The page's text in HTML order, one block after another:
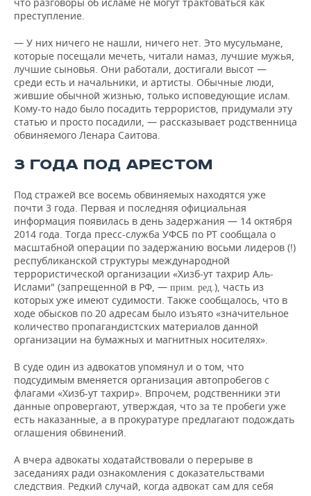
преступление.
— У них ничего не нашли, ничего нет. Это мусульмане,
которые посещали мечеть, читали намаз, лучшие мужья,
лучшие сыновья. Они работали, достигали высот —
среди есть и начальники, и артисты. Обычные люди,
жившие обычной жизнью, только исповедующие ислам.
Кому-то надо было посадить террористов, придумали эту
статью и просто посадили, — рассказывает родственница
обвиняемого Ленара Саитова.
3 ГОДА ПОД АРЕСТОМ
Под стражей все восемь обвиняемых находятся уже
почти 3 года. Первая и последняя официальная
информация появилась в день задержания — 14 октября
2014 года. Тогда пресс-служба УФСБ по РТ сообщала о
масштабной операции по задержанию восьми лидеров (!)
республиканской структуры международной
террористической организации «Хизб-ут тахрир Аль-
Ислами" (запрещенной в РФ, — прим. ред.), часть из
которых уже имеют судимости. Также сообщалось, что в
ходе обысков по 20 адресам было изъято «значительное
количество пропагандистских материалов данной
организации на бумажных и магнитных носителях».
В суде один из адвокатов упомянул и о том, что
подсудимым вменяется организация автопробегов с
флагами «Хизб-ут тахрир». Впрочем, родственники эти
данные опровергают, утверждая, что за те пробеги уже
есть наказанные, а в прокуратуре предлагают подождать
оглашения обвинений.
А вчера адвокаты ходатайствовали о перерыве в
заседаниях ради ознакомления с доказательствами
следствия. Редкий случай, когда адвокат сам для себя